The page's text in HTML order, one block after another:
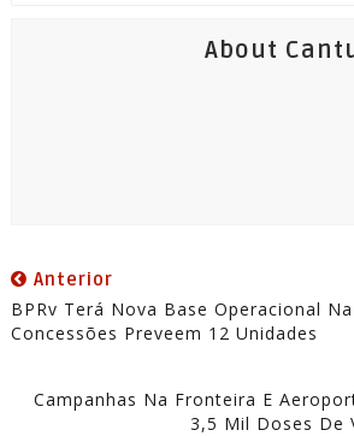
About
Anterior
BPRv Terá Nova Base Operacional Na
Concessões Preveem 12 Unidades
Campanhas Na Fronteira E
3,5 Mil Doses De